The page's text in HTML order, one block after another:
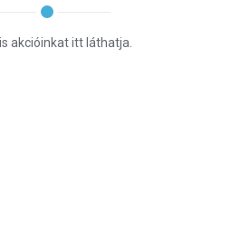
akcióinkat itt láthatja.